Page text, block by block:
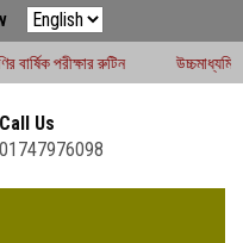
উচ্চমাধ্যমিক সেশন (২০২৪-২৫)
Call Us
01747976098